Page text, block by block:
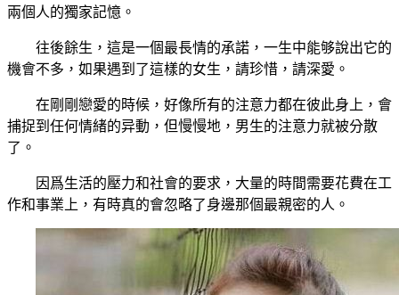
兩個人的獨家記憶。
往後餘生，這是一個最長情的承諾，一生中能够說出它的
機會不多，如果遇到了這樣的女生，請珍惜，請深愛。
在剛剛戀愛的時候，好像所有的注意力都在彼此身上，會
捕捉到任何情緒的异動，但慢慢地，男生的注意力就被分散
了。
因爲生活的壓力和社會的要求，大量的時間需要花費在工
作和事業上，有時真的會忽略了身邊那個最親密的人。